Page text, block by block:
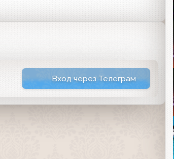
Вход через Телеграм